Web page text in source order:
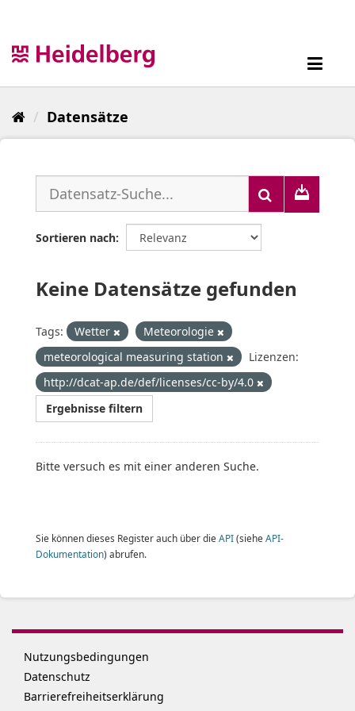
Datensätze
Sortieren nach
Keine Datensätze gefunden
Tags: Wetter
Meteorologie
meteorological measuring station
Lizenzen:
http://dcat-ap.de/def/licenses/cc-by/4.0
Ergebnisse filtern
Bitte versuch es mit einer anderen Suche.
Sie können dieses Register auch über die API(siehe API-
Dokumentation) abrufen.
Nutzungsbedingungen
Datenschutz
Barrierefreiheitserklärung